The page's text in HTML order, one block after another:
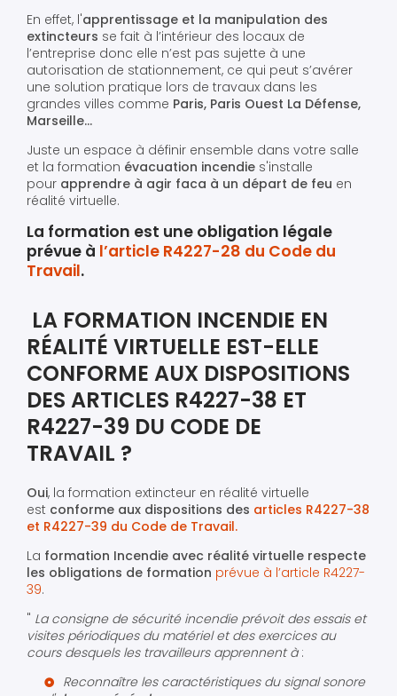
En effet, l'apprentissage et la manipulation des
extincteurs se fait à l’intérieur des locaux de
l’entreprise donc elle n’est pas sujette à une
autorisation de stationnement, ce qui peut s’avérer
une solution pratique lors de travaux dans les
grandes villes comme Paris, Paris Ouest La Défense,
Marseille…
Juste un espace à définir ensemble dans votre salle
et la formation évacuation incendie s'installe
pour apprendre à agir faca à un départ de feu en
réalité virtuelle.
La formation est une obligation légale
prévue à l’article R4227-28 du Code du
Travail.
LA FORMATION INCENDIE EN
RÉALITÉ VIRTUELLE EST-ELLE
CONFORME AUX DISPOSITIONS
DES ARTICLES R4227-38 ET
R4227-39 DU CODE DE
TRAVAIL ?
Oui, la formation extincteur en réalité virtuelle
est conforme aux dispositions des articles R4227-38
et R4227-39 du Code de Travail.
La formation Incendie avec réalité virtuelle respecte
les obligations de formation prévue à l’article R4227-
39.
" La consigne de sécurité incendie prévoit des essais et
visites périodiques du matériel et des exercices au
cours desquels les travailleurs apprennent à:
Reconnaître les caractéristiques du signal sonore